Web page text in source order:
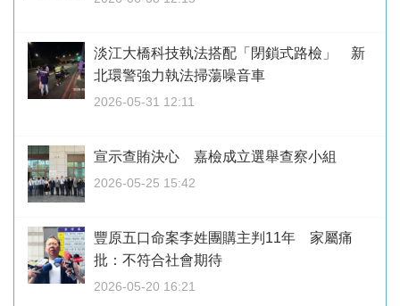
淡江大橋科技執法搭配「閉鎖式路檢」 新
北環警強力執法掃蕩噪音車
2026-05-31 12:11
宣示查賄決心 嘉檢成立選舉查察小組
2026-05-25 15:42
豐原五口命案李姓團購主判11年 家屬痛
批：不符合社會期待
2026-05-20 16:21